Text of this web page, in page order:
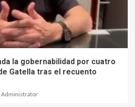
la gobernabilidad por cuatro
Gatella tras el recuento
Administrator